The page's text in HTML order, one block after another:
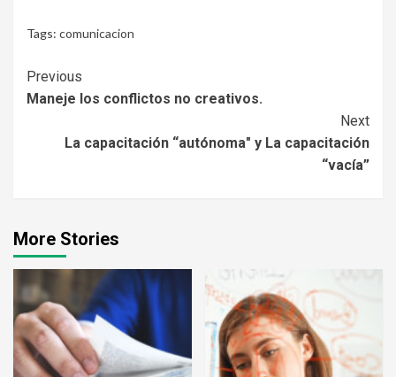
Tags: comunicacion
Continue
Reading
Previous
Maneje los conflictos no creativos.
Next
La capacitación “autónoma" y La capacitación
“vacía”
More Stories